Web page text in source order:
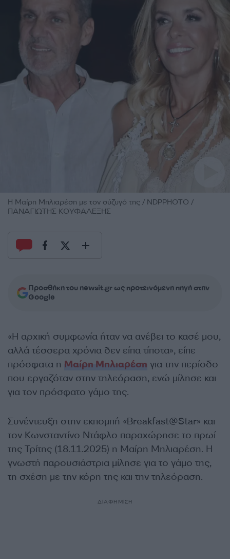
Η Μαίρη Μηλιαρέση με τον σύζυγό της / NDPPHOTO /
ΠΑΝΑΓΙΩΤΗΣ ΚΟΥΦΑΛΕΞΗΣ
Προσθήκη του newsit.gr ως προτεινόμενη πηγή στην
Google
«Η αρχική συμφωνία ήταν να ανέβει το κασέ μου,
αλλά τέσσερα χρόνια δεν είπα τίποτα», είπε
πρόσφατα η Μαίρη Μηλιαρέση για την περίοδο
που εργαζόταν στην τηλεόραση, ενώ μίλησε και
για τον πρόσφατο γάμο της.
Συνέντευξη στην εκπομπή «Breakfast@Star» και
τον Κωνσταντίνο Ντάφλο παραχώρησε το πρωί
της Τρίτης (18.11.2025) η Μαίρη Μηλιαρέση. Η
γνωστή παρουσιάστρια μίλησε για το γάμο της,
τη σχέση με την κόρη της και την τηλεόραση.
ΔΙΑΦΗΜΙΣΗ